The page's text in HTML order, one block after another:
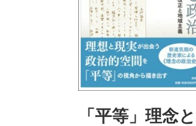
「平等」理念